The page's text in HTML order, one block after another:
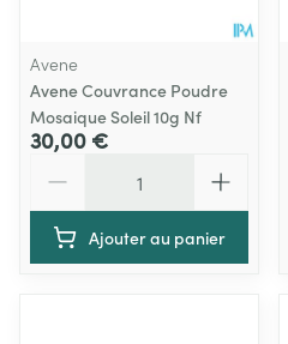
Avene
Avene Couvrance Poudre
Mosaique Soleil 10g Nf
30,00 €
Ajouter au panier